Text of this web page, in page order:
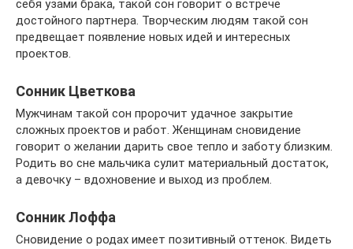
себя узами брака, такой сон говорит о встрече
достойного партнера. Творческим людям такой сон
предвещает появление новых идей и интересных
проектов.
Сонник Цветкова
Мужчинам такой сон пророчит удачное закрытие
сложных проектов и работ. Женщинам сновидение
говорит о желании дарить свое тепло и заботу близким.
Родить во сне мальчика сулит материальный достаток,
а девочку – вдохновение и выход из проблем.
Сонник Лоффа
Сновидение о родах имеет позитивный оттенок. Видеть